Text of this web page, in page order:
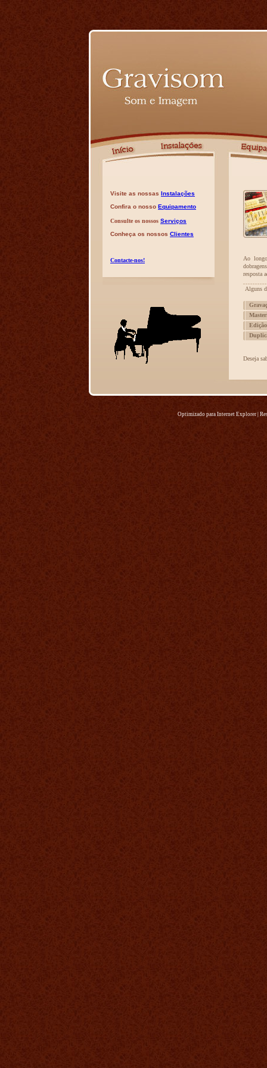
Optimizado para Internet Explorer |